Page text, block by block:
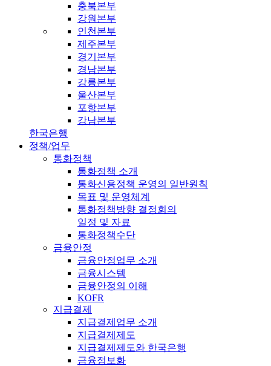
충북본부
강원본부
인천본부
제주본부
경기본부
경남본부
강릉본부
울산본부
포항본부
강남본부
한국은행
정책/업무
통화정책
통화정책 소개
통화신용정책 운영의 일반원칙
목표 및 운영체계
통화정책방향 결정회의
일정 및 자료
통화정책수단
금융안정
금융안정업무 소개
금융시스템
금융안정의 이해
KOFR
지급결제
지급결제업무 소개
지급결제제도
지급결제제도와 한국은행
금융정보화